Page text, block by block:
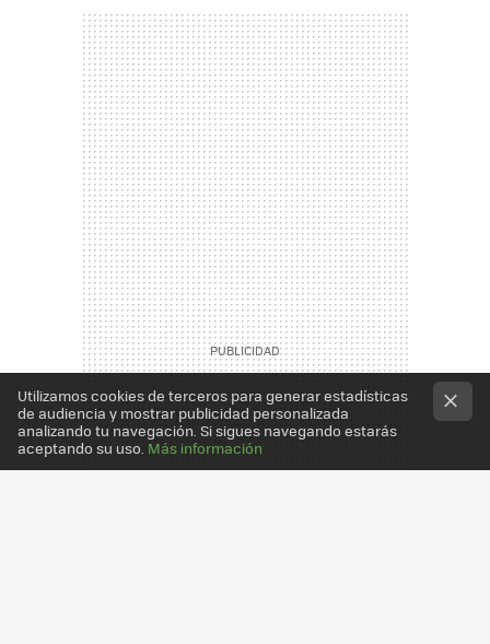
Utilizamos cookies de terceros para generar estadísticas
de audiencia y mostrar publicidad personalizada
analizando tu navegación. Si sigues navegando estarás
aceptando su uso. Más información